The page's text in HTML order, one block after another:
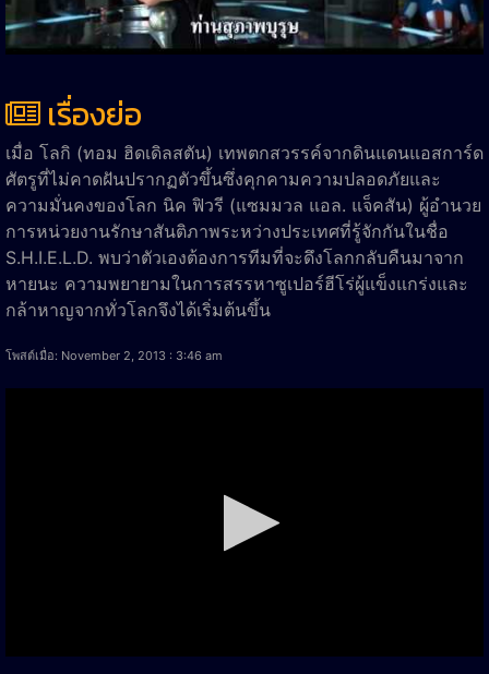
เรื่องย่อ
เมื่อ โลกิ (ทอม ฮิดเดิลสตัน) เทพตกสวรรค์จากดินแดนแอสการ์ด
ศัตรูที่ไม่คาดฝันปรากฏตัวขึ้นซึ่งคุกคามความปลอดภัยและ
ความมั่นคงของโลก นิค ฟิวรี (แซมมวล แอล. แจ็คสัน) ผู้อำนวย
การหน่วยงานรักษาสันติภาพระหว่างประเทศที่รู้จักกันในชื่อ
S.H.I.E.L.D. พบว่าตัวเองต้องการทีมที่จะดึงโลกกลับคืนมาจาก
หายนะ ความพยายามในการสรรหาซูเปอร์ฮีโร่ผู้แข็งแกร่งและ
กล้าหาญจากทั่วโลกจึงได้เริ่มต้นขึ้น
โพสต์เมื่อ: November 2, 2013 : 3:46 am